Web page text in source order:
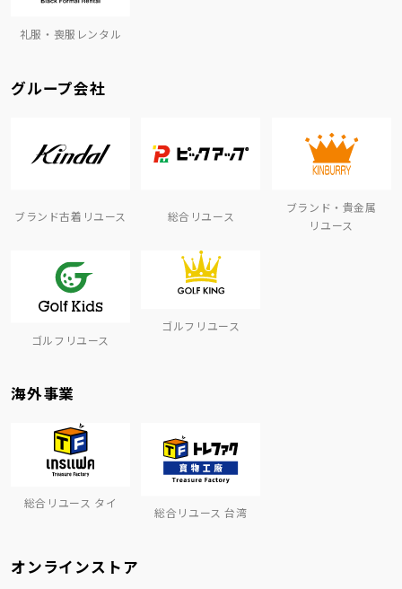
礼服・喪服レンタル
グループ会社
ブランド古着リユース 総合リユース
ブランド・貴金属
リユース
ゴルフリユース
ゴルフリユース
海外事業
総合リユース タイ
総合リユース 台湾
オンラインストア